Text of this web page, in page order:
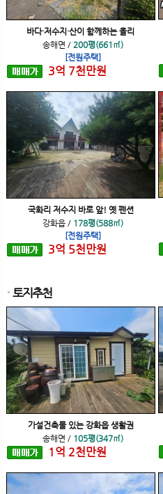
바다·저수지·산이 함께하는 올리
송해면 / 200평(661㎡)
[전원주택]
3억 7천만원
국화리 저수지 바로 앞! 옛 펜션
강화읍/ 178평(588㎡)
[전원주택]
3억 5천만원
토지추천
가설건축물 있는 강화읍 생활권
송해면 / 105평(347㎡)
1 억 2천만원